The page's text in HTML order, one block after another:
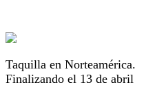
Taquilla en Norteamérica.
Finalizando el 13 de abril